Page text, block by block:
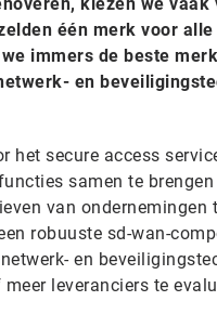
één merk voor
immers de beste
en
het secure access
samen te
van ondernemingen
robuuste sd-wan-
en
leveranciers te